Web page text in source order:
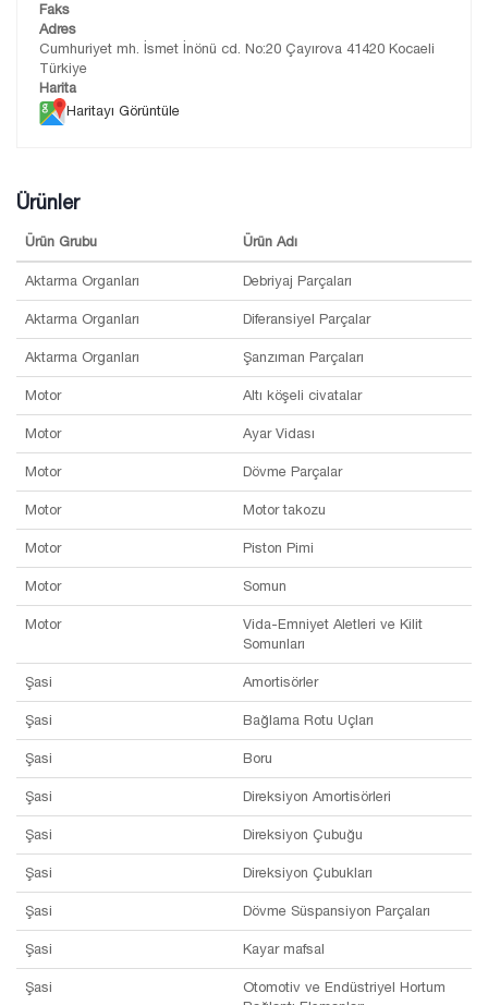
Faks
Adres
Cumhuriyet mh. İsmet İnönü cd. No:20 Çayırova 41420 Kocaeli
Türkiye
Harita
Haritayı Görüntüle
Ürünler
Ürün Grubu Ürün Adı
Aktarma Organları Debriyaj Parçaları
Aktarma Organları Diferansiyel Parçalar
Aktarma Organları Şanzıman Parçaları
Motor Altı köşeli civatalar
Motor Ayar Vidası
Motor Dövme Parçalar
Motor Motor takozu
Motor Piston Pimi
Motor Somun
Motor
Vida-Emniyet Aletleri ve Kilit
Somunları
Şasi Amortisörler
Şasi Bağlama Rotu Uçları
Şasi Boru
Şasi Direksiyon Amortisörleri
Şasi Direksiyon Çubuğu
Şasi Direksiyon Çubukları
Şasi Dövme Süspansiyon Parçaları
Şasi Kayar mafsal
Şasi
Otomotiv ve Endüstriyel Hortum